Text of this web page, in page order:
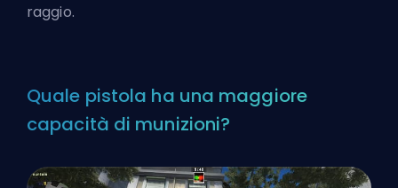
raggio.
Quale pistola ha una maggiore
capacità di munizioni?